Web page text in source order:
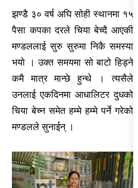
झण्डै ३० वर्ष अघि सोही स्थानमा १५
पैसा कपका दरले चिया बेच्दै आएकी
मण्डललाई सुरु सुरुमा निकै समस्या
भयो । उक्त समयमा सो बाटो हिड्ने
कमै मात्र मान्छे हुन्थे । त्यसैले
उनलाई एकदिनमा आधालिटर दुधको
चिया बेच्न समेत हम्मे हम्मे पर्ने गरेको
मण्डलले सुनाईन् ।